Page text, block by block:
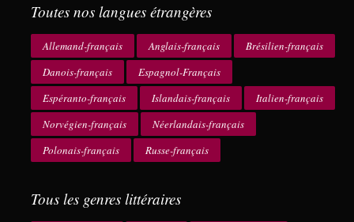
Toutes nos langues étrangères
Allemand-français Anglais-français
Brésilien-français
Danois-français
Espagnol-Français
Espéranto-français
Islandais-français
Italien-français
Norvégien-français
Néerlandais-français
Polonais-français
Russe-français
Tous les genres littéraires